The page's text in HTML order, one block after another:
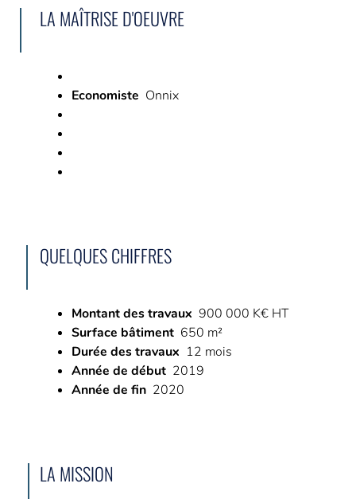
LA MAÎTRISE D'OEUVRE
Economiste Onnix
QUELQUES CHIFFRES
Montant des travaux 900 000 K€ HT
Surface bâtiment 650 m²
Durée des travaux 12 mois
Année de début 2019
Année de fin 2020
LA MISSION